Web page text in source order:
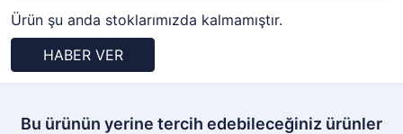
Ürün şu anda stoklarımızda kalmamıştır.
HABER VER
Bu ürünün yerine tercih edebileceğiniz ürünler